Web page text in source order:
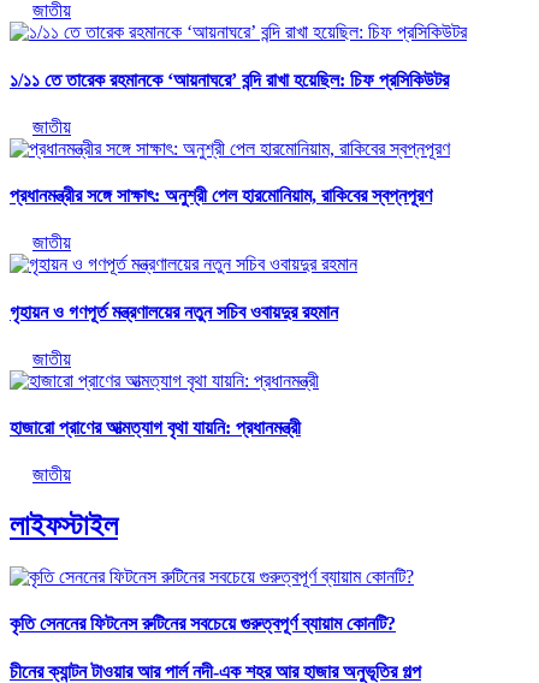
জাতীয়
১/১১ তে তারেক রহমানকে ‘আয়নাঘরে’ বন্দি রাখা হয়েছিল: চিফ প্রসিকিউটর
জাতীয়
প্রধানমন্ত্রীর সঙ্গে সাক্ষাৎ: অনুশ্রী পেল হারমোনিয়াম, রাকিবের স্বপ্নপূরণ
জাতীয়
গৃহায়ন ও গণপূর্ত মন্ত্রণালয়ের নতুন সচিব ওবায়দুর রহমান
জাতীয়
হাজারো প্রাণের আত্মত্যাগ বৃথা যায়নি: প্রধানমন্ত্রী
জাতীয়
লাইফস্টাইল
কৃতি সেননের ফিটনেস রুটিনের সবচেয়ে গুরুত্বপূর্ণ ব্যায়াম কোনটি?
চীনের ক্যান্টন টাওয়ার আর পার্ল নদী-এক শহর আর হাজার অনুভূতির গল্প